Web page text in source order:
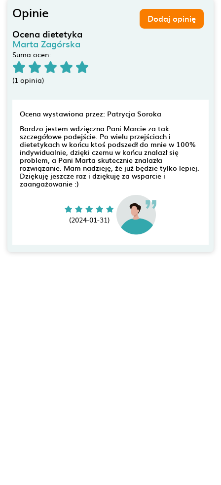
Opinie Dodaj opinię
Ocena dietetyka
Marta Zagórska
Suma ocen:
(1 opinia)
Ocena wystawiona przez: Patrycja Soroka
Bardzo jestem wdzięczna Pani Marcie za tak
szczegółowe podejście. Po wielu przejściach i
dietetykach w końcu ktoś podszedł do mnie w 100%
indywidualnie, dzięki czemu w końcu znalazł się
problem, a Pani Marta skutecznie znalazła
rozwiązanie. Mam nadzieję, że już będzie tylko lepiej.
Dziękuję jeszcze raz i dziękuję za wsparcie i
zaangażowanie :)
(2024-01-31)